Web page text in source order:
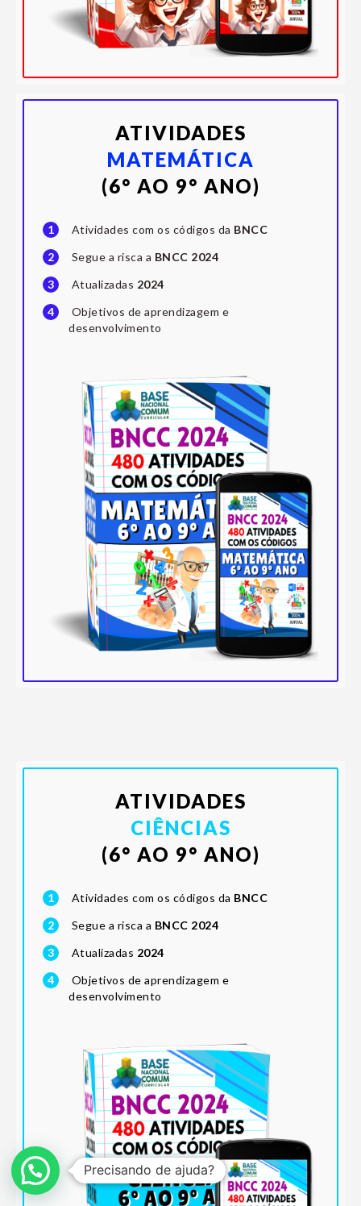
ATIVIDADES
MATEMÁTICA
(6° AO 9° ANO)
1 Atividades com os códigos da BNCC
2
Segue a risca a BNCC 2024
3
Atualizadas 2024
4
Objetivos de aprendizagem e
desenvolvimento
ATIVIDADES
CIÊNCIAS
(6° AO 9° ANO)
1 Atividades com os códigos da BNCC
2
Segue a risca a BNCC 2024
3
Atualizadas 2024
4
Objetivos de aprendizagem e
desenvolvimento
Precisando de ajuda?